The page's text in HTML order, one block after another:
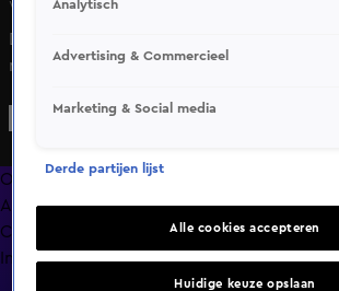
Wo 20 mei, 13:19
De burgemeester van Westerwolde
noodklok over de situatie in Ter Apel.
jaren slepende opvangcrisis.
Overzicht
Afleveringen
Clips
Info
Analytisch
Advertising & Commercieel
Marketing & Social media
Derde partijen lijst
Alle cookies accepteren
Huidige keuze opslaan